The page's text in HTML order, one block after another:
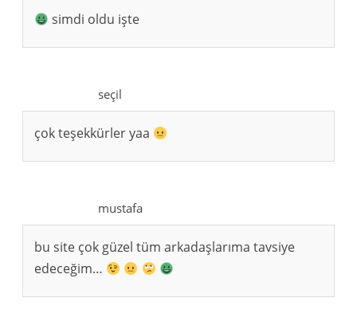
simdi oldu işte
seçil
çok teşekkürler yaa
mustafa
bu site çok güzel tüm arkadaşlarıma tavsiye
edeceğim…